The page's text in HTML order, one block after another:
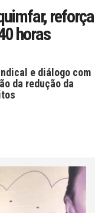
reforça
horas
e diálogo com
da redução da